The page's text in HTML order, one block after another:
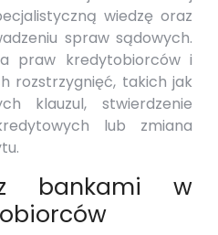
wiedzę oraz
spraw sądowych.
praw kredytobiorców i
rozstrzygnięć, takich jak
klauzul, stwierdzenie
lub zmiana
bankami w